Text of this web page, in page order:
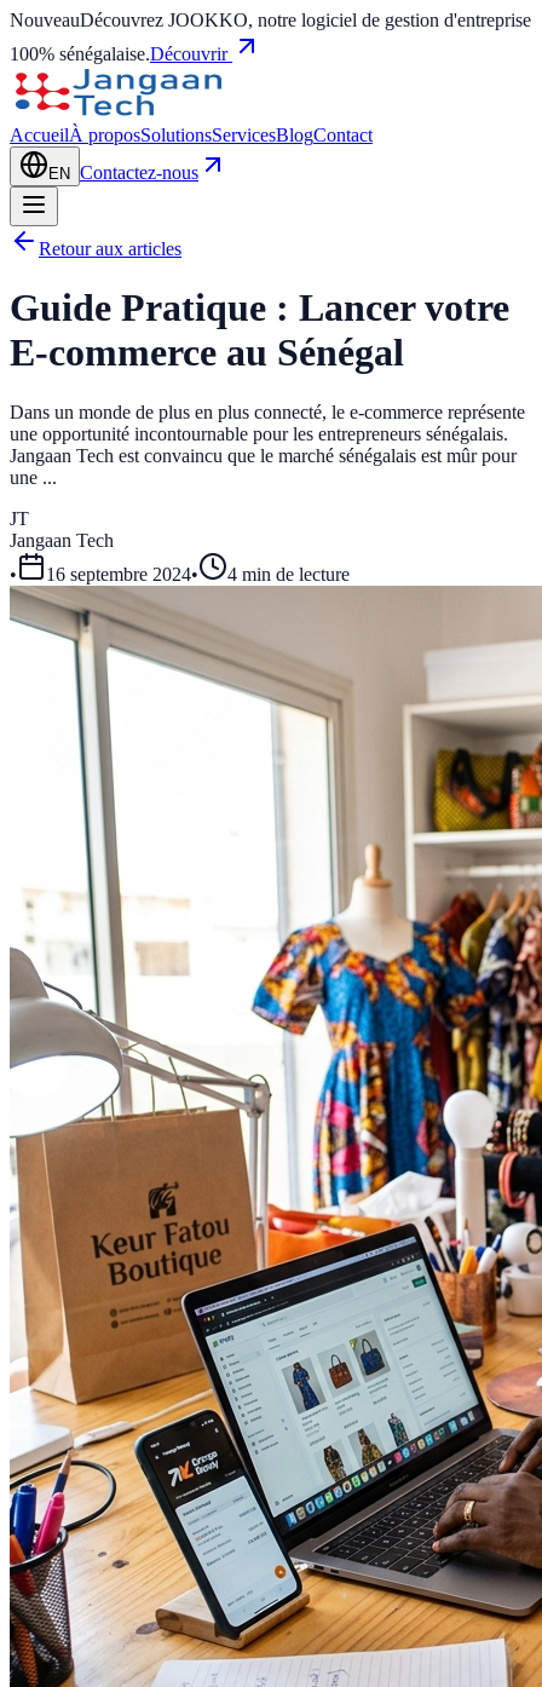
NouveauDécouvrez JOOKKO, notre logiciel de gestion d'entreprise
100% sénégalaise.Découvrir
AccueilÀ proposSolutionsServicesBlogContact
EN Contactez-nous
Retour aux articles
Guide Pratique : Lancer votre
E-commerce au Sénégal
Dans un monde de plus en plus connecté, le e-commerce représente
une opportunité incontournable pour les entrepreneurs sénégalais.
Jangaan Tech est convaincu que le marché sénégalais est mûr pour
une ...
JT
Jangaan Tech
•
16 septembre 2024• 4 min de lecture